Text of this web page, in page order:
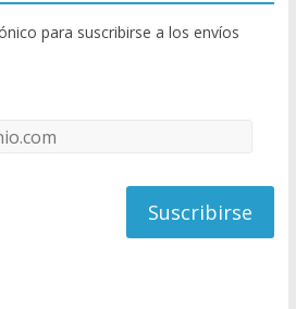
para suscribirse a los envíos